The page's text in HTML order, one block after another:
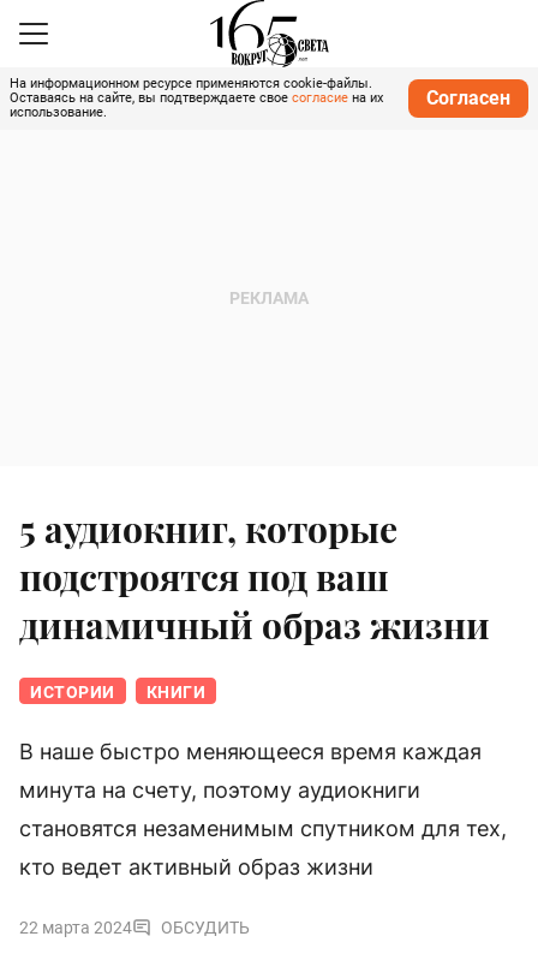
На информационном ресурсе применяются cookie-файлы.
Оставаясь на сайте, вы подтверждаете свое согласие на их
использование.
Согласен
5 аудиокниг, которые
подстроятся под ваш
динамичный образ жизни
ИСТОРИИ КНИГИ
В наше быстро меняющееся время каждая
минута на счету, поэтому аудиокниги
становятся незаменимым спутником для тех,
кто ведет активный образ жизни
22 марта 2024 ОБСУДИТЬ